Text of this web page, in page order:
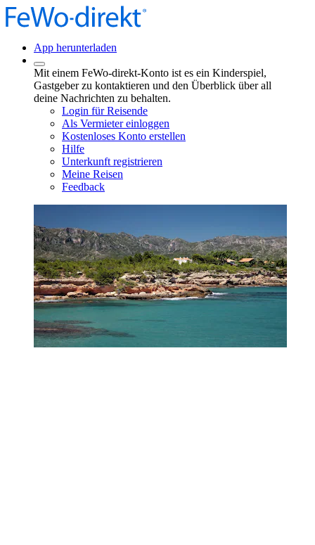
App herunterladen
Mit einem FeWo-direkt-Konto ist es ein Kinderspiel,
Gastgeber zu kontaktieren und den Überblick über all
deine Nachrichten zu behalten.
Login für Reisende
Als Vermieter einloggen
Kostenloses Konto erstellen
Hilfe
Unterkunft registrieren
Meine Reisen
Feedback